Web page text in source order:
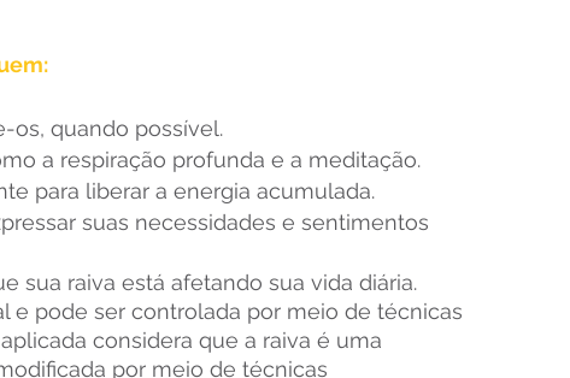
os, quando possível.
a respiração profunda e a meditação.
para liberar a energia acumulada.
suas necessidades e sentimentos
sua raiva está afetando sua vida diária.
e pode ser controlada por meio de técnicas
considera que a raiva é uma
por meio de técnicas